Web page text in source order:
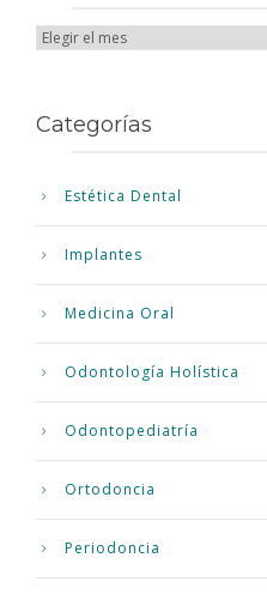
Categorías
Estética Dental
Implantes
Medicina Oral
Odontología Holística
Odontopediatría
Ortodoncia
Periodoncia